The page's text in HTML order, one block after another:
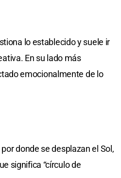
lo establecido y suele ir
En su lado más
emocionalmente de lo
donde se desplazan el Sol,
significa “círculo de